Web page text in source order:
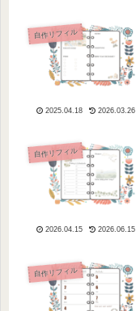
自作リフィル
2025.04.18 2026.03.26
自作リフィル
2026.04.15 2026.06.15
自作リフィル